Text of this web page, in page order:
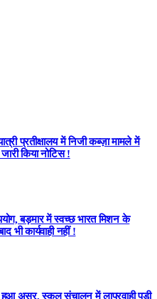
प्रतीक्षालय में निजी कब्ज़ा मामले में
किया नोटिस !
बड़मार में स्वच्छ भारत मिशन के
भी कार्यवाही नहीं !
असर, स्कूल संचालन में लापरवाही पड़ी